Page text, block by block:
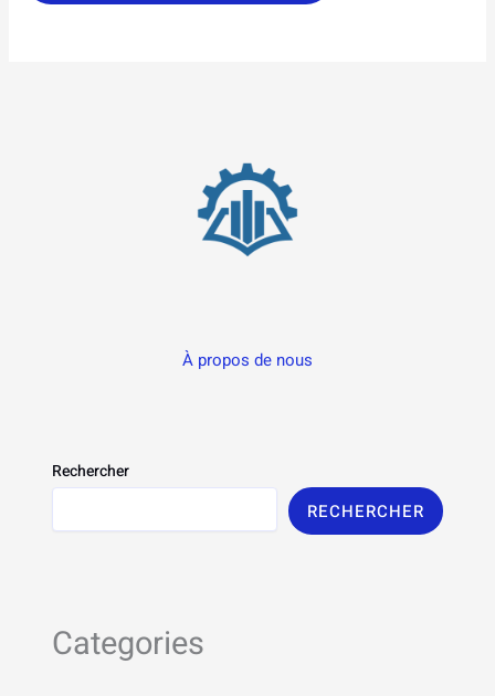
À propos de nous
Rechercher
RECHERCHER
Categories